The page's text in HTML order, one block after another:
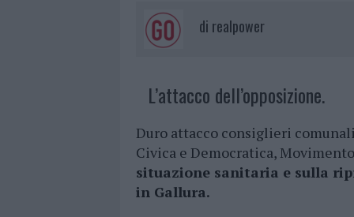
di realpower
L’attacco dell’opposizione.
Duro attacco consiglieri
Civica e Democratica,
situazione sanitaria e sulla
in Gallura.